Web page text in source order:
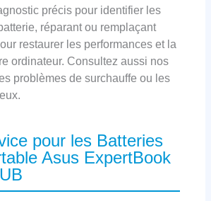
précis pour identifier les
réparant ou remplaçant
restaurer les performances et la
ordinateur. Consultez aussi nos
problèmes de surchauffe ou les
pour les Batteries
Asus ExpertBook